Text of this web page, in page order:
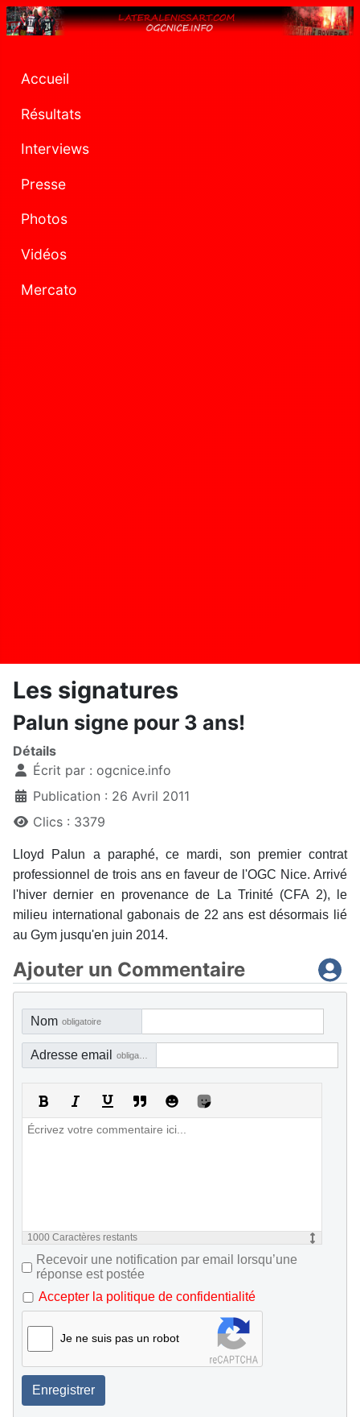
Accueil
Résultats
Interviews
Presse
Photos
Vidéos
Mercato
Les signatures
Palun signe pour 3 ans!
Détails
Écrit par : ogcnice.info
Publication : 26 Avril 2011
Clics : 3379
Lloyd Palun a paraphé, ce mardi, son premier contrat
professionnel de trois ans en faveur de l'OGC Nice. Arrivé
l'hiver dernier en provenance de La Trinité (CFA 2), le
milieu international gabonais de 22 ans est désormais lié
au Gym jusqu'en juin 2014.
Ajouter un Commentaire
Nom obligatoire
Adresse email
1000 Caractères restants
Recevoir une notification par email lorsqu’une
réponse est postée
Accepter la politique de confidentialité
Je ne suis pas un robot
Enregistrer